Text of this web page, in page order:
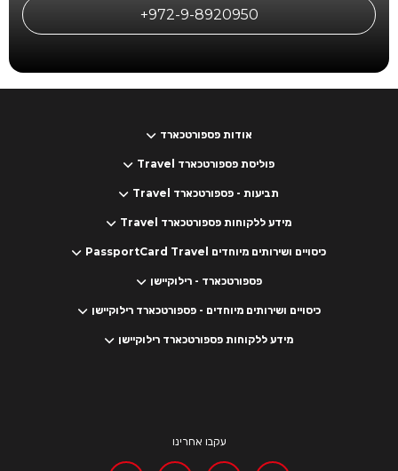
972-9-8920950+
אודות פספורטכארד
פוליסת פספורטכארד Travel
תביעות - פספורטכארד Travel
מידע ללקוחות פספורטכארד Travel
כיסויים ושירותים מיוחדים PassportCard Travel
פספורטכארד - רילוקיישן
כיסויים ושירותים מיוחדים - פספורטכארד רילוקיישן
מידע ללקוחות פספורטכארד רילוקיישן
עקבו אחרינו